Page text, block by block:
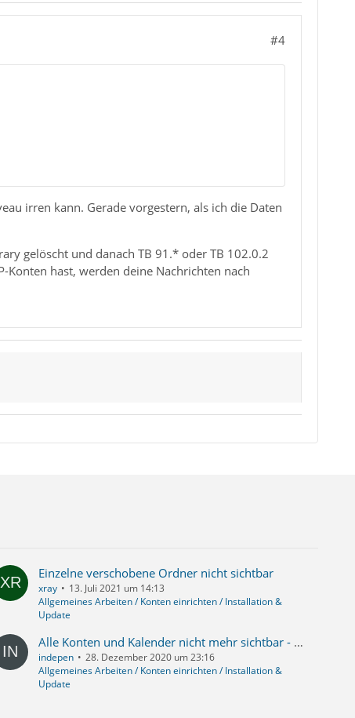
#4
irren kann. Gerade vorgestern, als ich die Daten
gelöscht und danach TB 91.* oder TB 102.0.2
hast, werden deine Nachrichten nach
Einzelne verschobene Ordner nicht sichtbar
xray
13. Juli 2021 um 14:13
Allgemeines Arbeiten / Konten einrichten / Installation &
Update
Alle Konten und Kalender nicht mehr sichtbar - Adressbuch vorhanden
indepen
28. Dezember 2020 um 23:16
Allgemeines Arbeiten / Konten einrichten / Installation &
Update